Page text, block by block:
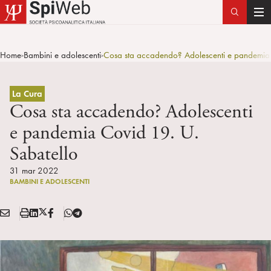
T
g
Home>Bambini e adolescenti>Cosa sta accadendo? Adolescenti e
La Cura
Cosa sta accadendo? Adolescenti
e pandemia Covid 19. U.
Sabatello
31 mar 2022
BAMBINI E ADOLESCENTI
Condividi:
E
A
I
S
a
L
n
X
T
F
T
l
e